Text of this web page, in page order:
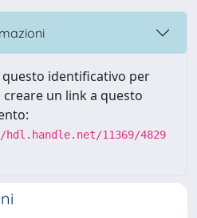
questo identificativo per
creare un link a questo
11369/4829